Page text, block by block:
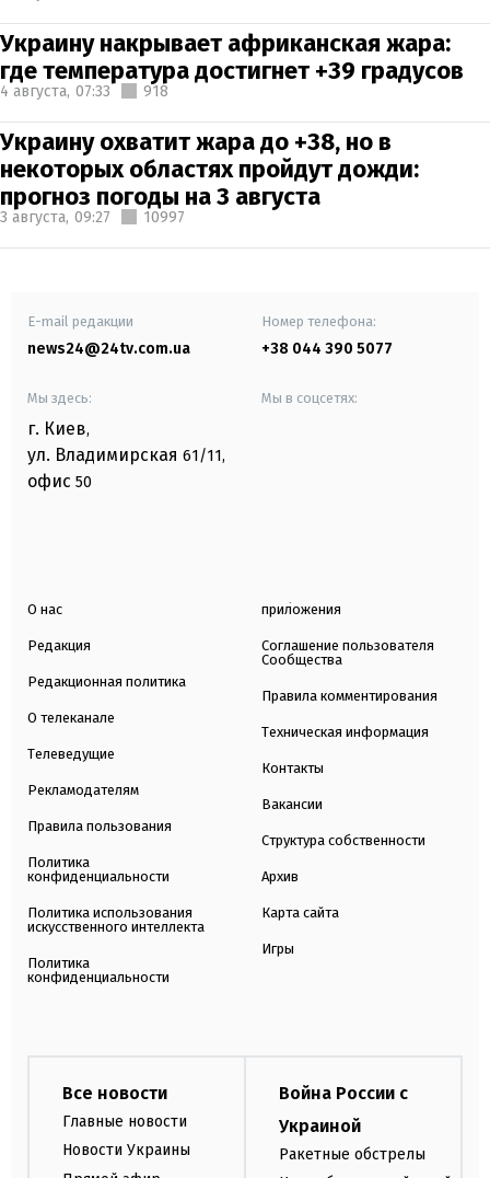
Украину накрывает африканская жара:
где температура достигнет +39 градусов
4 августа, 07:33 918
Украину охватит жара до +38, но в
некоторых областях пройдут дожди:
прогноз погоды на 3 августа
3 августа, 09:27 10997
E-mail редакции
news24@24tv.com.ua
Номер телефона:
+38 044 390 5077
Мы здесь:
г. Киев,
ул. Владимирская 61/11,
офис 50
Мы в соцсетях:
О нас
Редакция
Редакционная политика
О телеканале
Телеведущие
Рекламодателям
Правила пользования
Политика
конфиденциальности
Политика использования
искусственного интеллекта
Политика
конфиденциальности
приложения
Соглашение пользователя
Сообщества
Правила комментирования
Техническая информация
Контакты
Вакансии
Структура собственности
Архив
Карта сайта
Игры
Все новости
Главные новости
Новости Украины
Война России с
Украиной
Ракетные обстрелы